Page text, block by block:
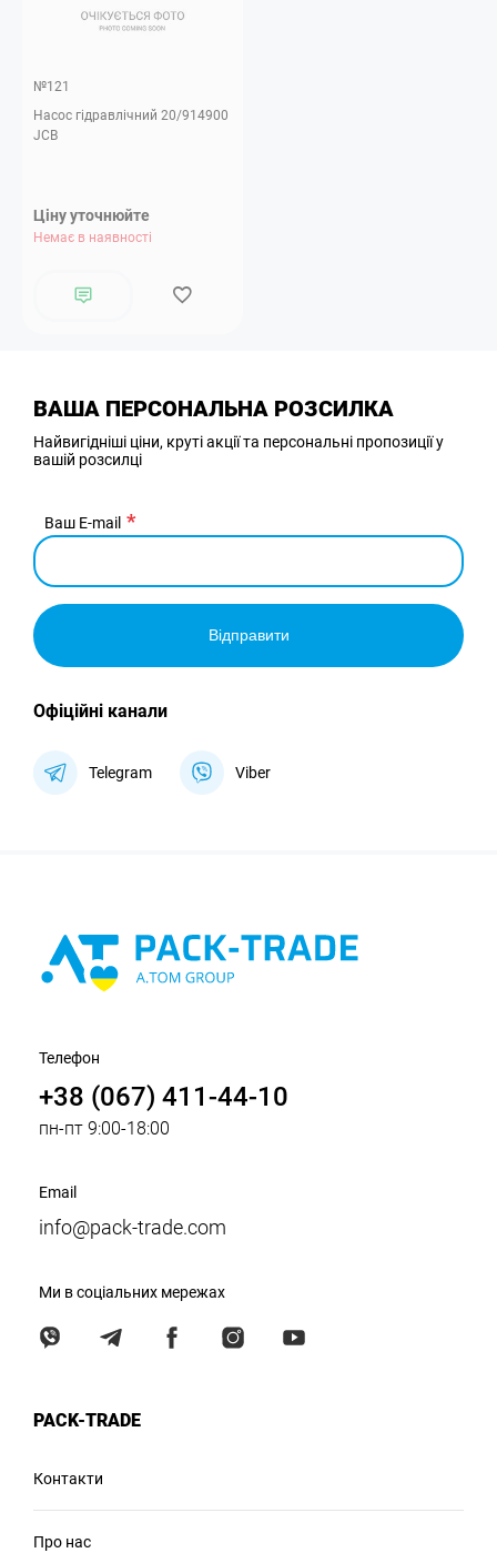
№121
Насос гідравлічний 20/914900
JCB
Ціну уточнюйте
Немає в наявності
ВАША ПЕРСОНАЛЬНА РОЗСИЛКА
Найвигідніші ціни, круті акції та персональні пропозиції у
вашій розсилці
Ваш E-mail
Відправити
Офіційні канали
Telegram Viber
Телефон
+38 (067) 411-44-10
пн-пт 9:00-18:00
Email
info@pack-trade.com
Ми в соціальних мережах
PACK-TRADE
Контакти
Про нас